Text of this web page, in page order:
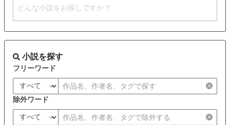
小説を探す
フリーワード
除外ワード